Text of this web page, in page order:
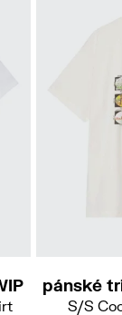
pánské
S/S